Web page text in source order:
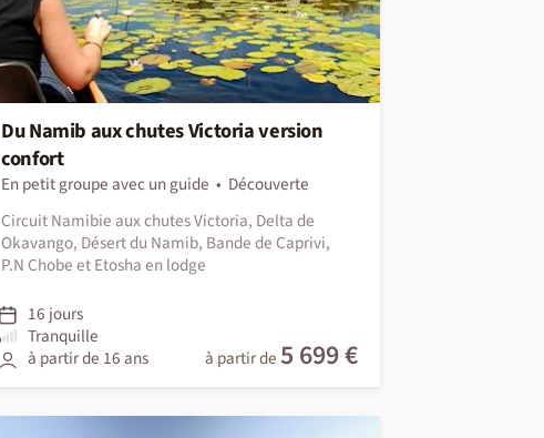
Du Namib aux chutes Victoria version
confort
En petit groupe avec un guide
Découverte
Circuit Namibie aux chutes Victoria, Delta de
Okavango, Désert du Namib, Bande de Caprivi,
P.N Chobe et Etosha en lodge
16 jours
Tranquille
à partir de 16 ans
à partir de 5 699 €